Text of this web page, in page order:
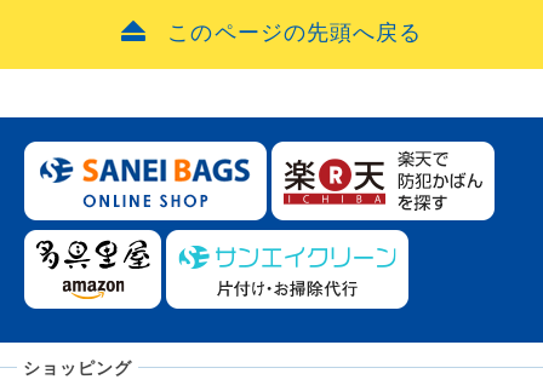
このページの先頭へ戻る
ショッピング